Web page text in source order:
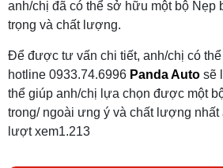
anh/chị đã có thể sở hữu một bộ Nẹp
trọng và chất lượng.
Để được tư vấn chi tiết, anh/chị có
hotline 0933.74.6996 Panda Auto sẽ
thể giúp anh/chị lựa chọn được một
trong/ ngoài ưng ý và chất lượng nhất
lượt xem1.213